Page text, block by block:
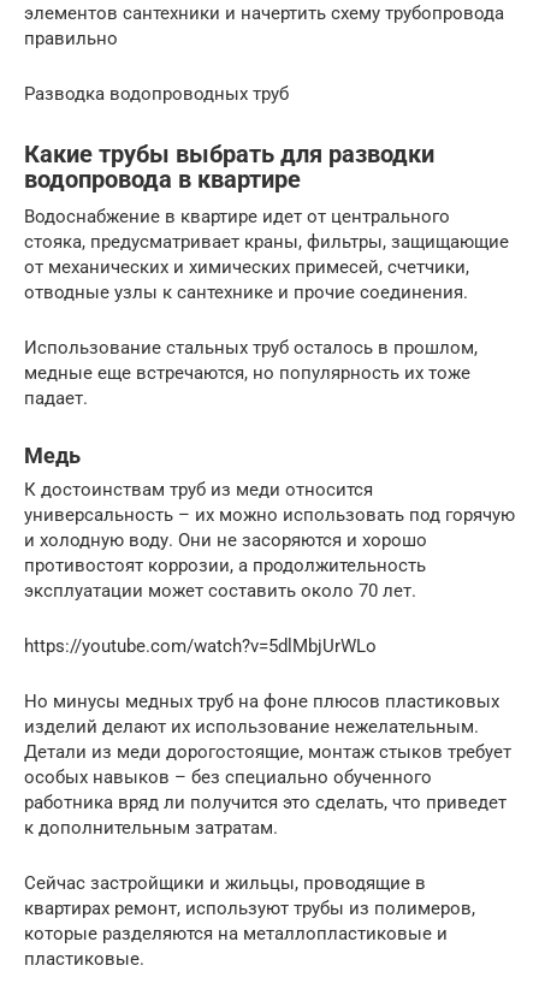
элементов сантехники и начертить схему трубопровода
правильно
Разводка водопроводных труб
Какие трубы выбрать для разводки
водопровода в квартире
Водоснабжение в квартире идет от центрального
стояка, предусматривает краны, фильтры, защищающие
от механических и химических примесей, счетчики,
отводные узлы к сантехнике и прочие соединения.
Использование стальных труб осталось в прошлом,
медные еще встречаются, но популярность их тоже
падает.
Медь
К достоинствам труб из меди относится
универсальность – их можно использовать под горячую
и холодную воду. Они не засоряются и хорошо
противостоят коррозии, а продолжительность
эксплуатации может составить около 70 лет.
https://youtube.com/watch?v=5dlMbjUrWLo
Но минусы медных труб на фоне плюсов пластиковых
изделий делают их использование нежелательным.
Детали из меди дорогостоящие, монтаж стыков требует
особых навыков – без специально обученного
работника вряд ли получится это сделать, что приведет
к дополнительным затратам.
Сейчас застройщики и жильцы, проводящие в
квартирах ремонт, используют трубы из полимеров,
которые разделяются на металлопластиковые и
пластиковые.